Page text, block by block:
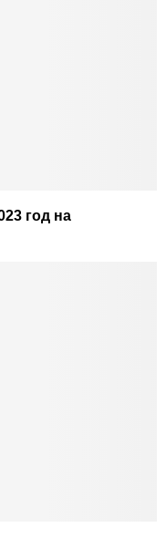
год на